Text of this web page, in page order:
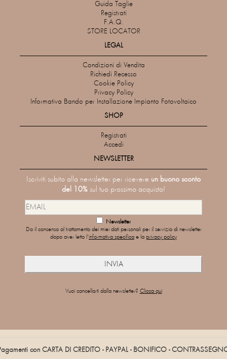
Guida Taglie
Registrati
F.A.Q.
STORE LOCATOR
LEGAL
Condizioni di Vendita
Richiedi Recesso
Cookie Policy
Privacy Policy
Informativa Bando per Installazione Impianto Fotovoltaico
SHOP
Registrati
Accedi
NEWSLETTER
Iscriviti subito alla newsletter per ricevere un buono sconto
del 10% sul tuo prossimo acquisto!
Newsletter
Do il consenso al trattamento dei miei dati personali per il servizio di newsletter
dopo aver letto l'informativa specifica e la privacy policy
Vuoi cancellarti dalla newsletter? Clicca qui
con CARTA DI CREDITO - PAYPAL - BONIFICO -